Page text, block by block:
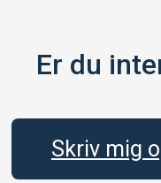
Er du
Skriv mig